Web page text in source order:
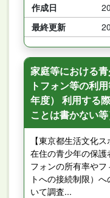
作成日
最終更新
家庭等における
トフォン等の利
年度） 利用する
ことは書かない等
【東京都生活文化
在住の青少年の保護
フォンの所有率や
トへの接続制限）
いて調査...